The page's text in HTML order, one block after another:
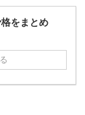
格をまとめ